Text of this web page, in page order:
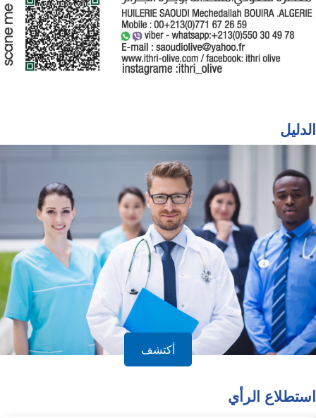
الدليل
أكتشف
استطلاع الرأي